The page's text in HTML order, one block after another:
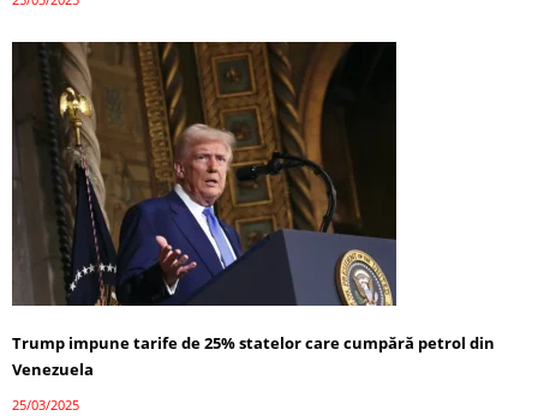
Trump impune tarife de 25% statelor care cumpără petrol din
Venezuela
25/03/2025